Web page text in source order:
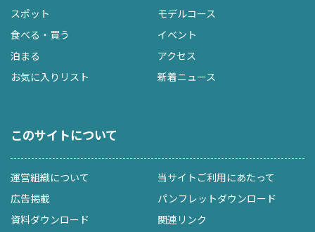
スポット
モデルコース
食べる・買う
イベント
泊まる
アクセス
お気に入りリスト
新着ニュース
このサイトについて
運営組織について
当サイトご利用にあたって
広告掲載
パンフレットダウンロード
資料ダウンロード
関連リンク